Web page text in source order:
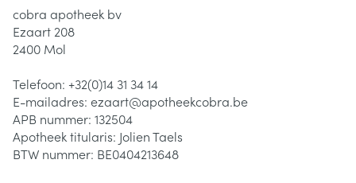
cobra apotheek bv
Ezaart 208
2400 Mol
Telefoon: +32(0)14 31 34 14
E-mailadres: ezaart@apotheekcobra.be
APB nummer: 132504
Apotheek titularis: Jolien Taels
BTW nummer: BE0404213648